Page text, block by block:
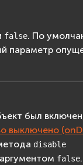
false. По
параметр
был
выключено
disable
false.